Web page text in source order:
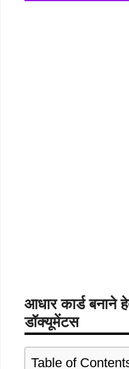
आधार कार्ड बनाने
डॉक्यूमेंटस
Table of